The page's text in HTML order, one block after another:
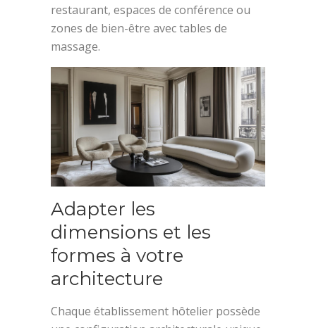
restaurant, espaces de conférence ou
zones de bien-être avec tables de
massage.
Adapter les
dimensions et les
formes à votre
architecture
Chaque établissement hôtelier possède